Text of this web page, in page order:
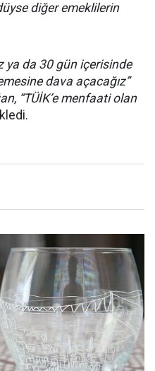
diğer emeklilerin
ya da 30 gün içerisinde
dava açacağız”
“TÜİK’e menfaati olan